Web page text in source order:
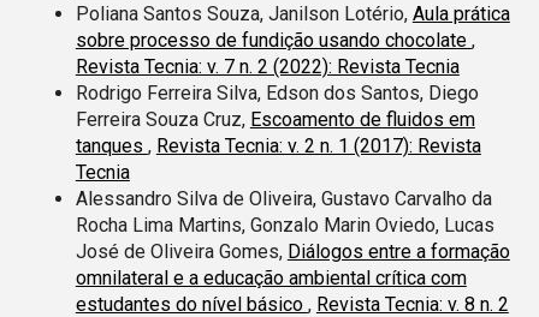
Poliana Santos Souza, Janilson Lotério, Aula prática
sobre processo de fundição usando chocolate ,
Revista Tecnia: v. 7 n. 2 (2022): Revista Tecnia
Rodrigo Ferreira Silva, Edson dos Santos, Diego
Ferreira Souza Cruz, Escoamento de fluidos em
tanques , Revista Tecnia: v. 2 n. 1 (2017): Revista
Tecnia
Alessandro Silva de Oliveira, Gustavo Carvalho da
Rocha Lima Martins, Gonzalo Marin Oviedo, Lucas
José de Oliveira Gomes, Diálogos entre a formação
omnilateral e a educação ambiental crítica com
estudantes do nível básico , Revista Tecnia: v. 8 n. 2